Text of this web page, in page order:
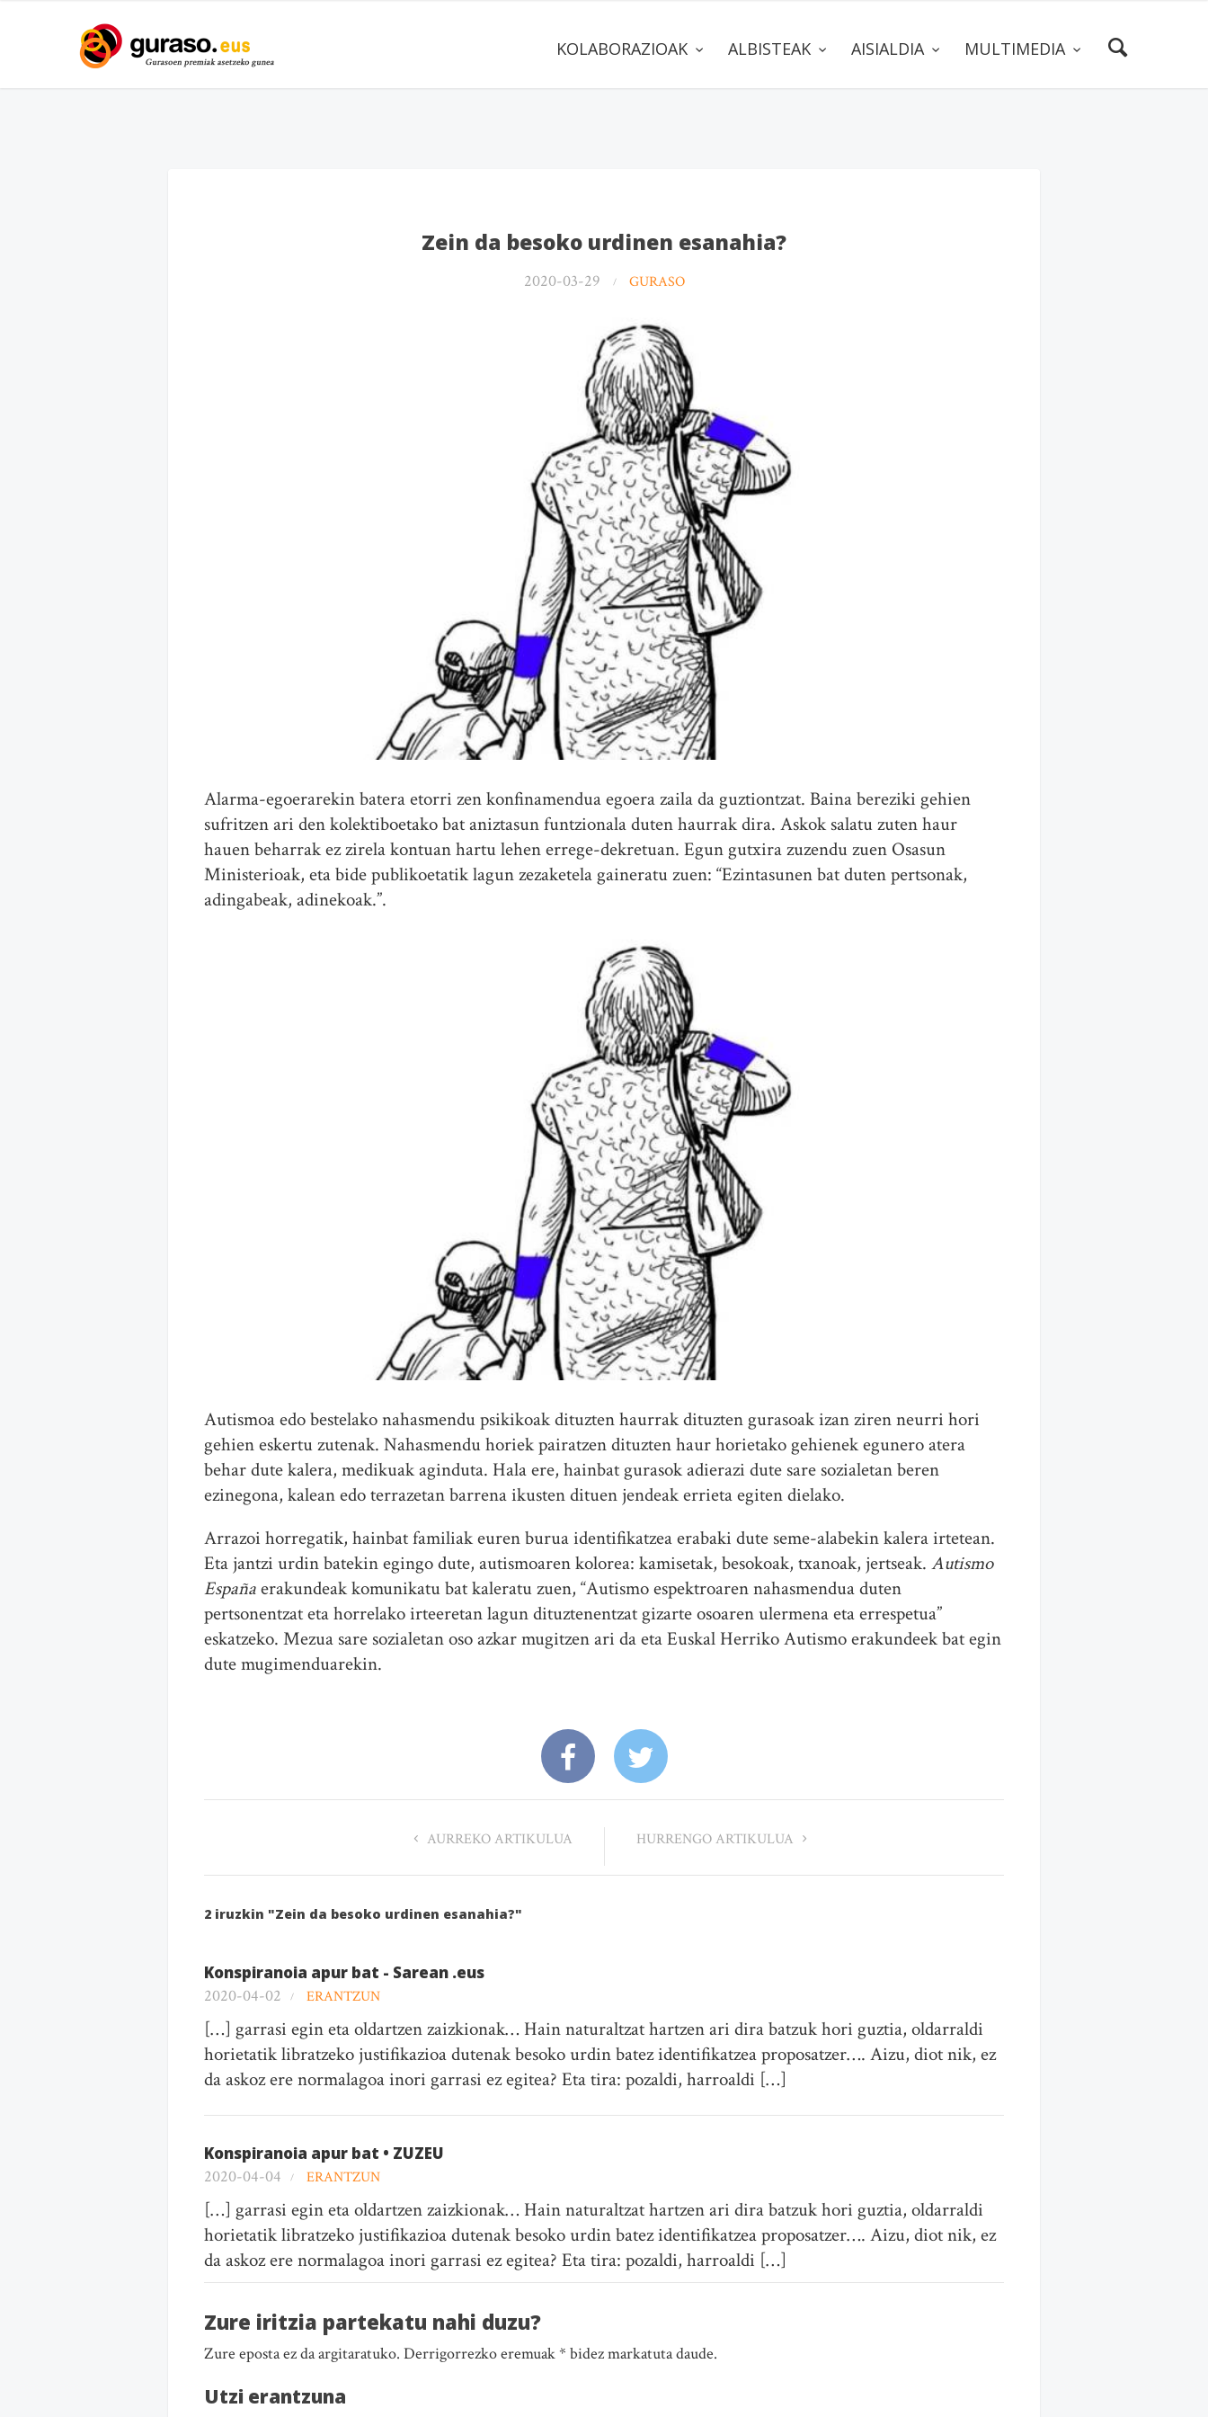
KOLABORAZIOAK ALBISTEAK AISIALDIA MULTIMEDIA
Zein da besoko urdinen esanahia?
2020-03-29 GURASO
Alarma-egoerarekin batera etorri zen konfinamendua egoera zaila da guztiontzat. Baina bereziki gehien
sufritzen ari den kolektiboetako bat aniztasun funtzionala duten haurrak dira. Askok salatu zuten haur
hauen beharrak ez zirela kontuan hartu lehen errege-dekretuan. Egun gutxira zuzendu zuen Osasun
Ministerioak, eta bide publikoetatik lagun zezaketela gaineratu zuen: “Ezintasunen bat duten pertsonak,
adingabeak, adinekoak.”.
Autismoa edo bestelako nahasmendu psikikoak dituzten haurrak dituzten gurasoak izan ziren neurri hori
gehien eskertu zutenak. Nahasmendu horiek pairatzen dituzten haur horietako gehienek egunero atera
behar dute kalera, medikuak aginduta. Hala ere, hainbat gurasok adierazi dute sare sozialetan beren
ezinegona, kalean edo terrazetan barrena ikusten dituen jendeak errieta egiten dielako.
Arrazoi horregatik, hainbat familiak euren burua identifikatzea erabaki dute seme-alabekin kalera irtetean.
Eta jantzi urdin batekin egingo dute, autismoaren kolorea: kamisetak, besokoak, txanoak, jertseak. Autismo
Españaerakundeak komunikatu bat kaleratu zuen, “Autismo espektroaren nahasmendua duten
pertsonentzat eta horrelako irteeretan lagun dituztenentzat gizarte osoaren ulermena eta errespetua”
eskatzeko. Mezua sare sozialetan oso azkar mugitzen ari da eta Euskal Herriko Autismo erakundeek bat egin
dute mugimenduarekin.
AURREKO ARTIKULUA HURRENGO ARTIKULUA
2 iruzkin "Zein da besoko urdinen esanahia?"
Konspiranoia apur bat - Sarean .eus
2020-04-02
ERANTZUN
[…] garrasi egin eta oldartzen zaizkionak… Hain naturaltzat hartzen ari dira batzuk hori guztia, oldarraldi
horietatik libratzeko justifikazioa dutenak besoko urdin batez identifikatzea proposatzer…. Aizu, diot nik, ez
da askoz ere normalagoa inori garrasi ez egitea? Eta tira: pozaldi, harroaldi […]
Konspiranoia apur bat • ZUZEU
2020-04-04
ERANTZUN
[…] garrasi egin eta oldartzen zaizkionak… Hain naturaltzat hartzen ari dira batzuk hori guztia, oldarraldi
horietatik libratzeko justifikazioa dutenak besoko urdin batez identifikatzea proposatzer…. Aizu, diot nik, ez
da askoz ere normalagoa inori garrasi ez egitea? Eta tira: pozaldi, harroaldi […]
Zure iritzia partekatu nahi duzu?
Zure eposta ez da argitaratuko. Derrigorrezko eremuak * bidez markatuta daude.
Utzi erantzuna